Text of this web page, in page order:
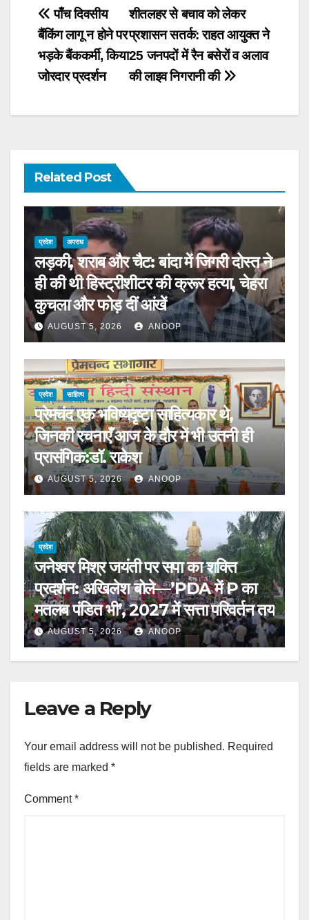
Post
navigation
शीतलहर से बचाव को लेकर
प्रशासन सतर्क: राहत आयुक्त ने
25 जनपदों में रैन बसेरों व अलाव
की लाइव निगरानी की
पाँच दिवसीय
बैंकिंग लागू न होने पर
भड़के बैंककर्मी, किया
जोरदार प्रदर्शन
Related Post
प्रदेश अपराध
लड़की, शराब और चैट: बांदा में जिगरी दोस्त ने
ही की थी हिस्ट्रीशीटर की क्रूर हत्या, चेहरा
कुचला और फोड़ दीं आंखें
AUGUST 5, 2026 ANOOP
प्रदेश साहित्य
प्रेमचंद एक भविष्यदृष्टा साहित्यकार थे,
जिनकी रचनाएँ आज के दौर में भी उतनी ही
प्रासंगिक:डॉ. राकेश
AUGUST 5, 2026 ANOOP
प्रदेश
जनेश्वर मिश्र जयंती पर सपा का शक्ति
प्रदर्शन: अखिलेश बोले—’PDA में P का
मतलब पंडित भी’, 2027 में सत्ता परिवर्तन तय
AUGUST 5, 2026 ANOOP
Leave a Reply
Your email address will not be published. Required
fields are marked *
Comment*